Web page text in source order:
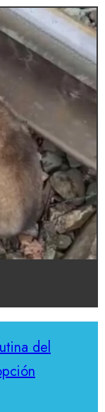
del